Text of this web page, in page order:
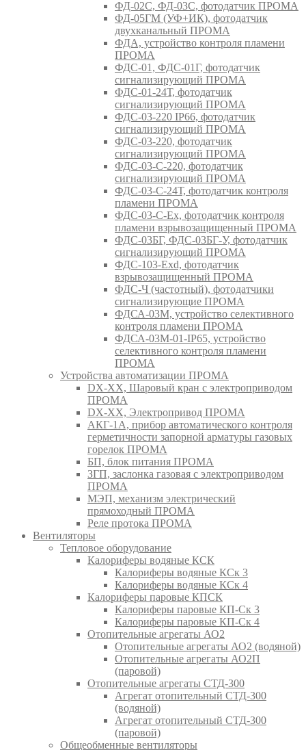
ФД-02С, ФД-03С, фотодатчик ПРОМА
ФД-05ГМ (УФ+ИК), фотодатчик
двухканальный ПРОМА
ФДА, устройство контроля пламени
ПРОМА
ФДС-01, ФДС-01Г, фотодатчик
сигнализирующий ПРОМА
ФДС-01-24Т, фотодатчик
сигнализирующий ПРОМА
ФДС-03-220 IP66, фотодатчик
сигнализирующий ПРОМА
ФДС-03-220, фотодатчик
сигнализирующий ПРОМА
ФДС-03-С-220, фотодатчик
сигнализирующий ПРОМА
ФДС-03-С-24Т, фотодатчик контроля
пламени ПРОМА
ФДС-03-С-Ex, фотодатчик контроля
пламени взрывозащищенный ПРОМА
ФДС-03БГ, ФДС-03БГ-У, фотодатчик
сигнализирующий ПРОМА
ФДС-103-Ехd, фотодатчик
взрывозащищенный ПРОМА
ФДС-Ч (частотный), фотодатчики
сигнализирующие ПРОМА
ФДСА-03М, устройство селективного
контроля пламени ПРОМА
ФДСА-03М-01-IP65, устройство
селективного контроля пламени
ПРОМА
Устройства автоматизации ПРОМА
DX-XX, Шаровый кран c электроприводом
ПРОМА
DX-XX, Электропривод ПРОМА
АКГ-1А, прибор автоматического контроля
герметичности запорной арматуры газовых
горелок ПРОМА
БП, блок питания ПРОМА
ЗГП, заслонка газовая с электроприводом
ПРОМА
МЭП, механизм электрический
прямоходный ПРОМА
Реле протока ПРОМА
Вентиляторы
Тепловое оборудование
Калориферы водяные КСК
Калориферы водяные КСк 3
Калориферы водяные КСк 4
Калориферы паровые КПСК
Калориферы паровые КП-Ск 3
Калориферы паровые КП-Ск 4
Отопительные агрегаты АО2
Отопительные агрегаты АО2 (водяной)
Отопительные агрегаты АО2П
(паровой)
Отопительные агрегаты СТД-300
Агрегат отопительный СТД-300
(водяной)
Агрегат отопительный СТД-300
(паровой)
Общеобменные вентиляторы